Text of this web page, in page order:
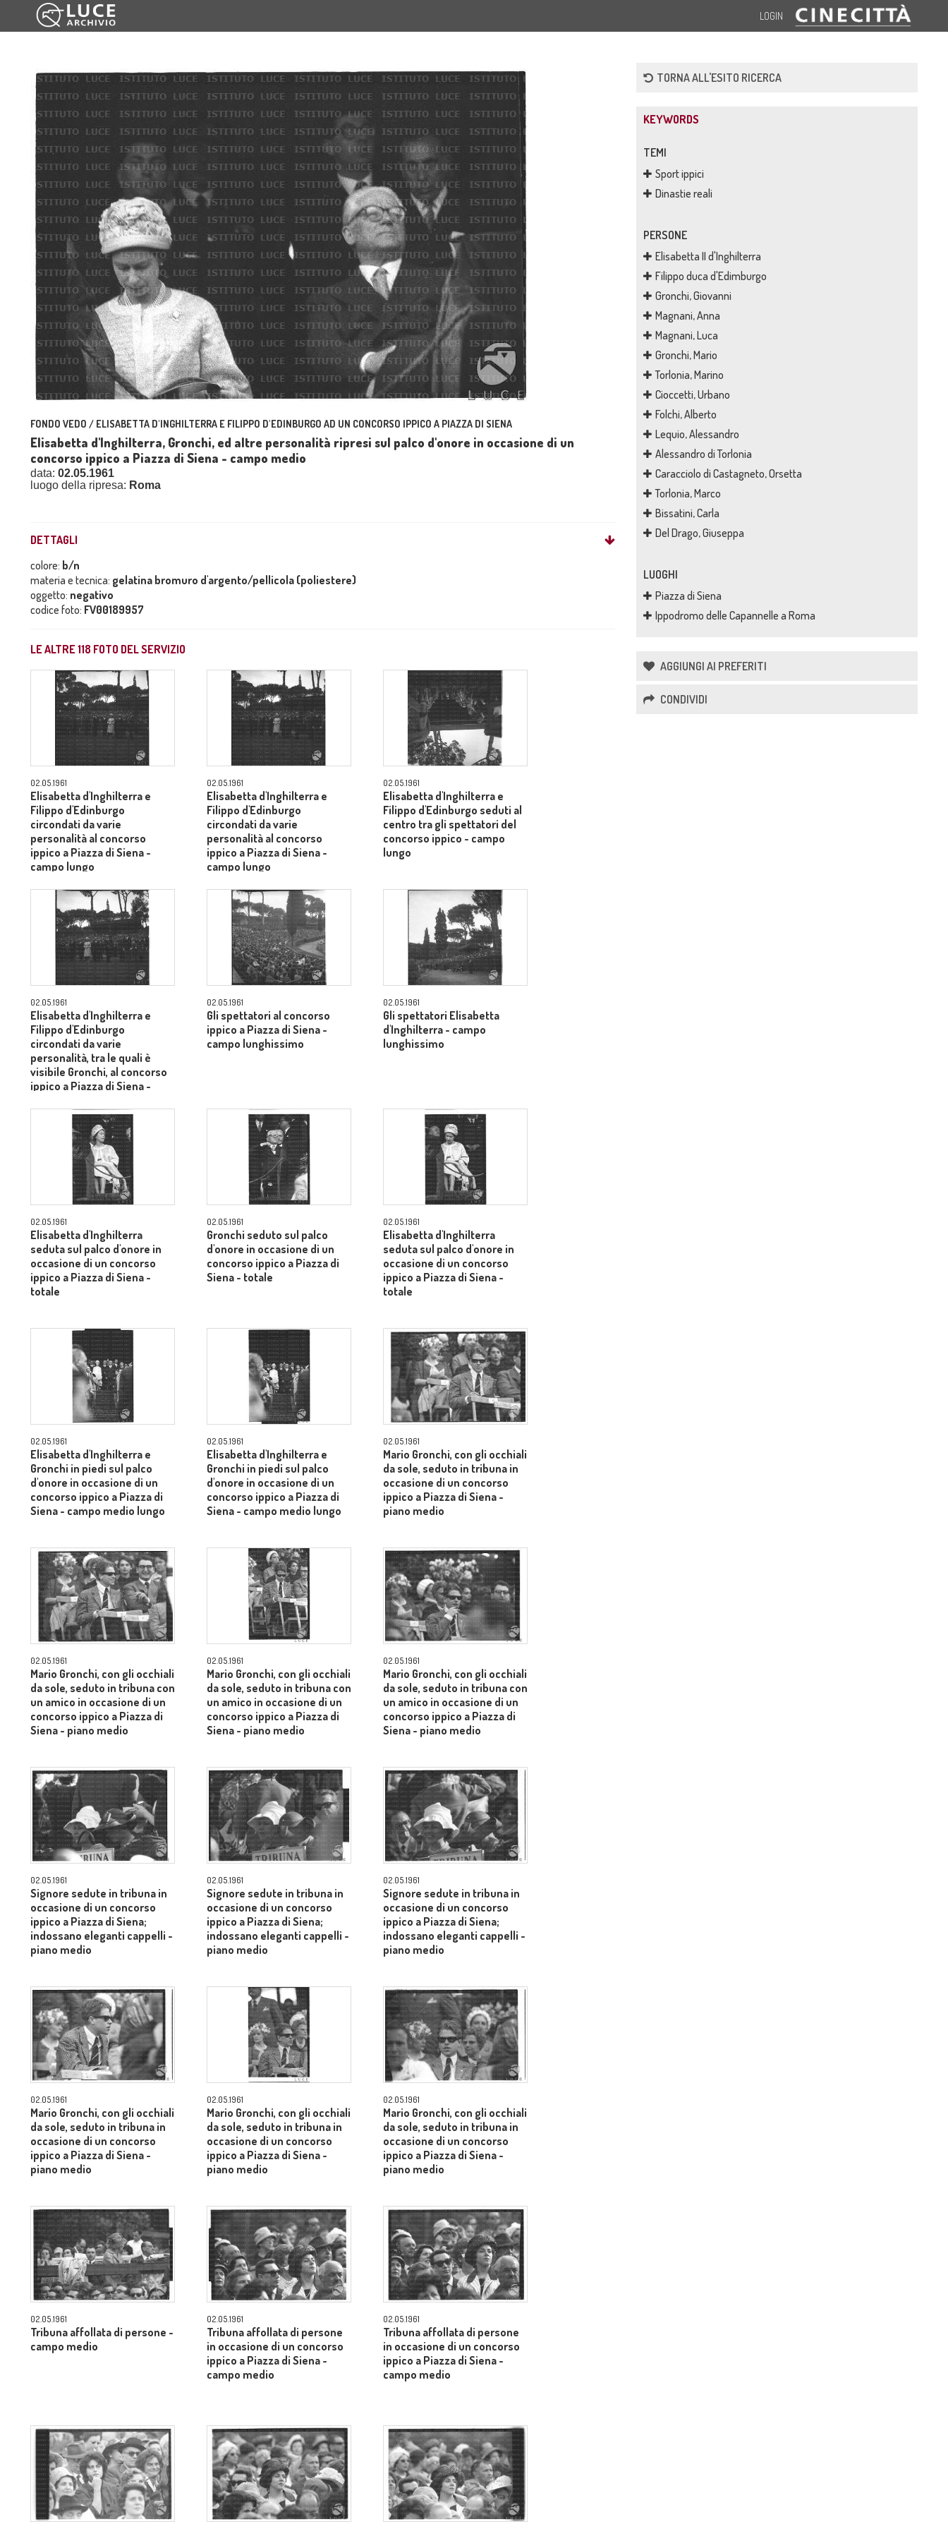
LOGIN
FONDO VEDO / ELISABETTA D'INGHILTERRA E FILIPPO D'EDINBURGO AD UN CONCORSO IPPICO A PIAZZA DI SIENA
Elisabetta d'Inghilterra, Gronchi, ed altre personalità ripresi sul palco d'onore in occasione di un
concorso ippico a Piazza di Siena - campo medio
data: 02.05.1961
luogo della ripresa: Roma
DETTAGLI
colore: b/n
materia e tecnica: gelatina bromuro d'argento/pellicola (poliestere)
oggetto: negativo
codice foto: FV00189957
LE ALTRE118 FOTO DEL SERVIZIO
02.05.1961
Elisabetta d'Inghilterra e
Filippo d'Edinburgo
circondati da varie
personalità al concorso
ippico a Piazza di Siena -
campo lungo
02.05.1961
Elisabetta d'Inghilterra e
Filippo d'Edinburgo
circondati da varie
personalità al concorso
ippico a Piazza di Siena -
campo lungo
02.05.1961
Elisabetta d'Inghilterra e
Filippo d'Edinburgo seduti al
centro tra gli spettatori del
concorso ippico - campo
lungo
02.05.1961
Elisabetta d'Inghilterra e
Filippo d'Edinburgo
circondati da varie
personalità, tra le quali è
visibile Gronchi, al concorso
ippico a Piazza di Siena -
02.05.1961
Gli spettatori al concorso
ippico a Piazza di Siena -
campo lunghissimo
02.05.1961
Gli spettatori Elisabetta
d'Inghilterra - campo
lunghissimo
02.05.1961
Elisabetta d'Inghilterra
seduta sul palco d'onore in
occasione di un concorso
ippico a Piazza di Siena -
totale
02.05.1961
Gronchi seduto sul palco
d'onore in occasione di un
concorso ippico a Piazza di
Siena - totale
02.05.1961
Elisabetta d'Inghilterra
seduta sul palco d'onore in
occasione di un concorso
ippico a Piazza di Siena -
totale
02.05.1961
Elisabetta d'Inghilterra e
Gronchi in piedi sul palco
d'onore in occasione di un
concorso ippico a Piazza di
Siena - campo medio lungo
02.05.1961
Elisabetta d'Inghilterra e
Gronchi in piedi sul palco
d'onore in occasione di un
concorso ippico a Piazza di
Siena - campo medio lungo
02.05.1961
Mario Gronchi, con gli occhiali
da sole, seduto in tribuna in
occasione di un concorso
ippico a Piazza di Siena -
piano medio
02.05.1961
Mario Gronchi, con gli occhiali
da sole, seduto in tribuna con
un amico in occasione di un
concorso ippico a Piazza di
Siena - piano medio
02.05.1961
Mario Gronchi, con gli occhiali
da sole, seduto in tribuna con
un amico in occasione di un
concorso ippico a Piazza di
Siena - piano medio
02.05.1961
Mario Gronchi, con gli occhiali
da sole, seduto in tribuna con
un amico in occasione di un
concorso ippico a Piazza di
Siena - piano medio
02.05.1961
Signore sedute in tribuna in
occasione di un concorso
ippico a Piazza di Siena;
indossano eleganti cappelli -
piano medio
02.05.1961
Signore sedute in tribuna in
occasione di un concorso
ippico a Piazza di Siena;
indossano eleganti cappelli -
piano medio
02.05.1961
Signore sedute in tribuna in
occasione di un concorso
ippico a Piazza di Siena;
indossano eleganti cappelli -
piano medio
02.05.1961
Mario Gronchi, con gli occhiali
da sole, seduto in tribuna in
occasione di un concorso
ippico a Piazza di Siena -
piano medio
02.05.1961
Mario Gronchi, con gli occhiali
da sole, seduto in tribuna in
occasione di un concorso
ippico a Piazza di Siena -
piano medio
02.05.1961
Mario Gronchi, con gli occhiali
da sole, seduto in tribuna in
occasione di un concorso
ippico a Piazza di Siena -
piano medio
02.05.1961
Tribuna affollata di persone -
campo medio
02.05.1961
Tribuna affollata di persone
in occasione di un concorso
ippico a Piazza di Siena -
campo medio
02.05.1961
Tribuna affollata di persone
in occasione di un concorso
ippico a Piazza di Siena -
campo medio
TORNA ALL'ESITO RICERCA
KEYWORDS
TEMI
Sport ippici
Dinastie reali
PERSONE
Elisabetta II d'Inghilterra
Filippo duca d'Edimburgo
Gronchi, Giovanni
Magnani, Anna
Magnani, Luca
Gronchi, Mario
Torlonia, Marino
Cioccetti, Urbano
Folchi, Alberto
Lequio, Alessandro
Alessandro di Torlonia
Caracciolo di Castagneto, Orsetta
Torlonia, Marco
Bissatini, Carla
Del Drago, Giuseppa
LUOGHI
Piazza di Siena
Ippodromo delle Capannelle a Roma
AGGIUNGI AI PREFERITI
CONDIVIDI